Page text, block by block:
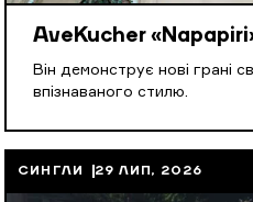
AveKucher
Він демонструє нові грані
впізнаваного стилю.
СИНГЛИ 29 ЛИП, 2026